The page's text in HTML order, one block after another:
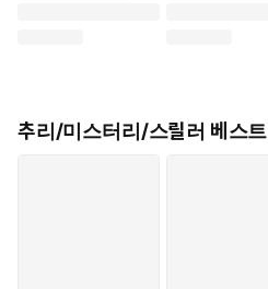
추리/미스터리/스릴러 베스트